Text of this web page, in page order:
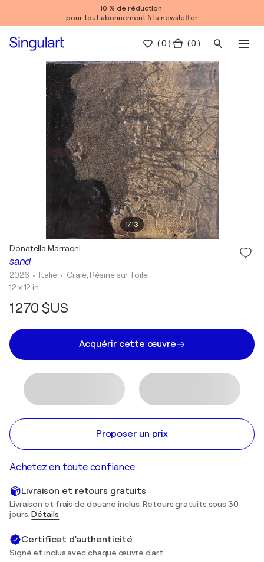
10 % de réduction
pour tout abonnement à la newsletter
(0 ) ( 0 )
1/13
sand
Donatella Marraoni
2026 • Italie • Craie, Résine sur Toile
12 x 12 in
1 270 $US
Acquérir cette œuvre
Proposer un prix
Achetez en toute confiance
Livraison et retours gratuits
Livraison et frais de douane inclus. Retours gratuits sous 30
jours.Détails
Certificat d'authenticité
Signé et inclus avec chaque œuvre d'art